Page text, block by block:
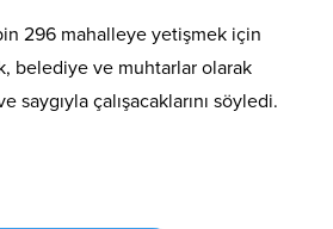
296 mahalleye yetişmek için
belediye ve muhtarlar olarak
saygıyla çalışacaklarını söyledi.